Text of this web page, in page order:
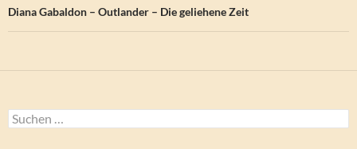
Diana Gabaldon – Outlander – Die geliehene Zeit
Suchen
nach: